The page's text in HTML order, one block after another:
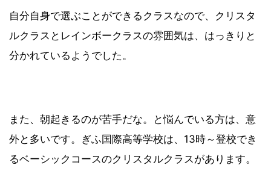
自分自身で選ぶことができるクラスなので、クリスタ
ルクラスとレインボークラスの雰囲気は、はっきりと
分かれているようでした。
また、朝起きるのが苦手だな。と悩んでいる方は、意
外と多いです。ぎふ国際高等学校は、13時～登校でき
るベーシックコースのクリスタルクラスがあります。